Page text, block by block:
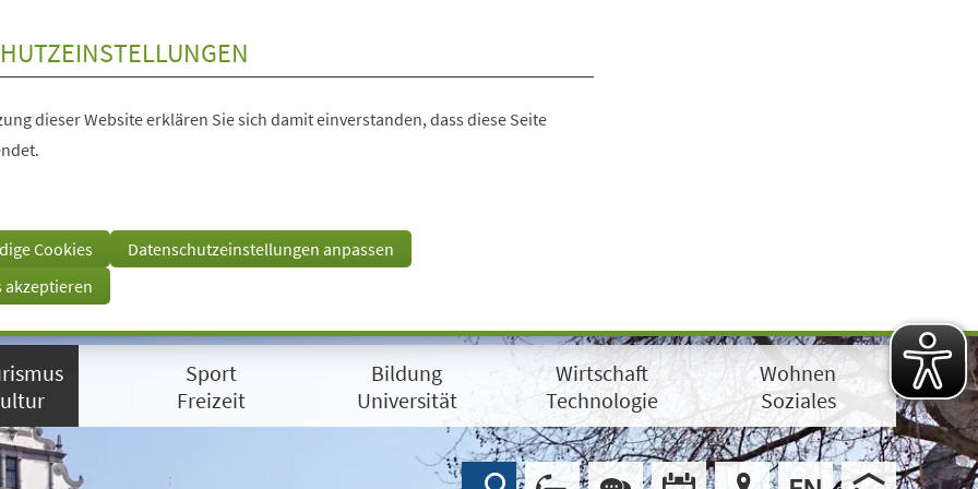
dieser Website erklären Sie sich damit einverstanden, dass diese Seite
Cookies
Datenschutzeinstellungen anpassen
akzeptieren
Sport
Freizeit
Bildung
Universität
Wirtschaft
Technologie
Wohnen
Soziales